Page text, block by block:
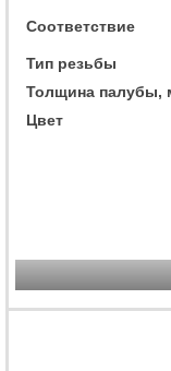
Соответствие
Тип резьбы
Толщина палубы,
Цвет